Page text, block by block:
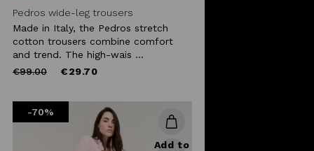
Pedros wide-leg trousers
Made in Italy, the Pedros stretch
cotton trousers combine comfort
and trend. The high-wais ...
Price
€99.00to €29.70
-70%
Add to